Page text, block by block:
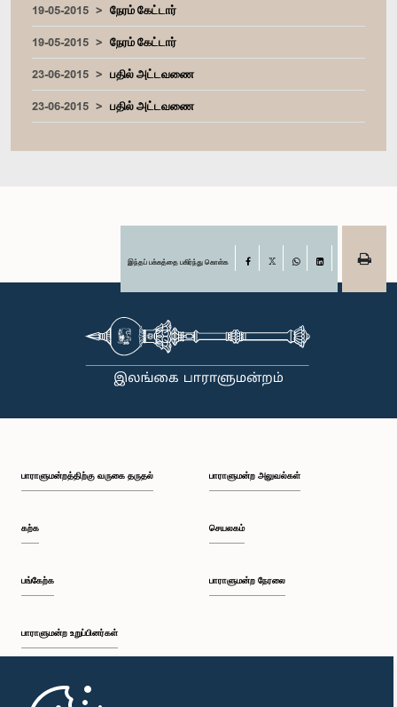
19-05-2015
நேரம் கேட்டார்
19-05-2015
நேரம் கேட்டார்
23-06-2015
பதில் அட்டவணை
23-06-2015
பதில் அட்டவணை
இந்தப் பக்கத்தை பகிர்ந்து கொள்க Facebook
பாராளுமன்றத்திற்கு வருகை தருதல்
கற்க
பங்கேற்க
பாராளுமன்ற உறுப்பினர்கள்
முதற்பக்கம்
பாராளுமன்ற அலுவல்கள்
செயலகம்
பாராளுமன்ற நேரலை